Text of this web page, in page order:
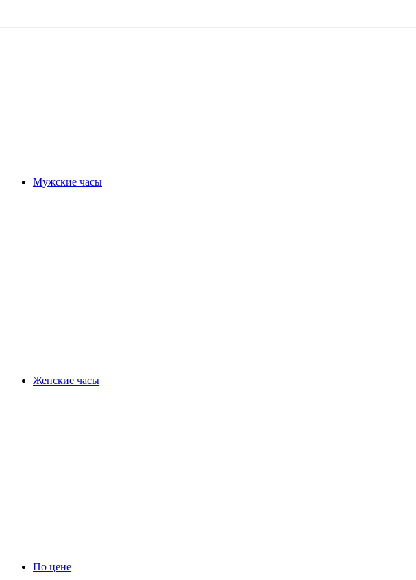
Мужские часы
Женские часы
По цене